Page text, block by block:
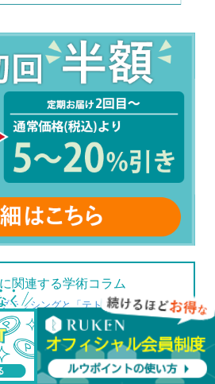
関連する学術コラム
ラッシングと「テトリス効果」
石灰化」って？ アパタイト
タイトと人工ハイドロキシアパタイ